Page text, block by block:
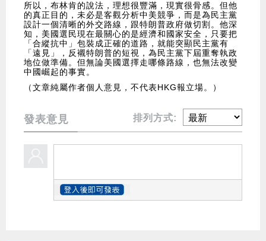
所以，布林肯的說法，理想很豐滿，現實很骨感。但他
的真正目的，未必是客觀分析中美競爭，而是為民主黨
設計一個清晰的外交路線，跟特朗普政府做切割。他深
知，美國選民現在最關心的是經濟和國家安全，只要把
「合縱抗中」包裝成正確的道路，就能突顯民主黨有
「遠見」，反襯特朗普的短視，為民主黨下屆重奪執政
地位做準備。但無論美國選擇走哪條路線，也無法改變
中國崛起的事實。
（文章純屬作者個人意見，不代表HKG報立場。）
發表意見 排列方式: